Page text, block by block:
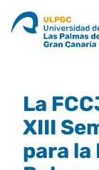
Saltar
La
XIII
para la